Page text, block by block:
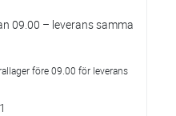
09.00 – leverans samma
före 09.00 för leverans